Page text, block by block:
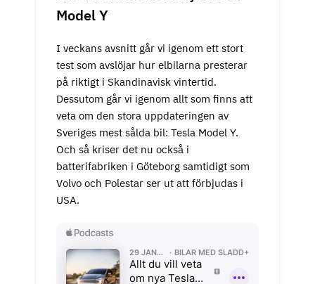
Model Y
I veckans avsnitt går vi igenom ett stort
test som avslöjar hur elbilarna presterar
på riktigt i Skandinavisk vintertid.
Dessutom går vi igenom allt som finns att
veta om den stora uppdateringen av
Sveriges mest sålda bil: Tesla Model Y.
Och så kriser det nu också i
batterifabriken i Göteborg samtidigt som
Volvo och Polestar ser ut att förbjudas i
USA.